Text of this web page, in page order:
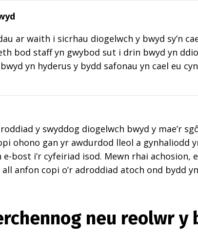
ar waith i sicrhau diogelwch y bwyd sy’n
bod staff yn gwybod sut i drin bwyd yn
yn hyderus y bydd safonau yn cael eu
y swyddog diogelwch bwyd y mae’r
ohono gan yr awdurdod lleol a gynhaliodd
bost i’r cyfeiriad isod. Mewn rhai achosion,
anfon copi o’r adroddiad atoch ond bydd
neu reolwr y